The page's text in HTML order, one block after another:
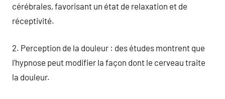
cérébrales, favorisant un état de relaxation et de
réceptivité.
2. Perception de la douleur : des études montrent que
l’hypnose peut modifier la façon dont le cerveau traite
la douleur.